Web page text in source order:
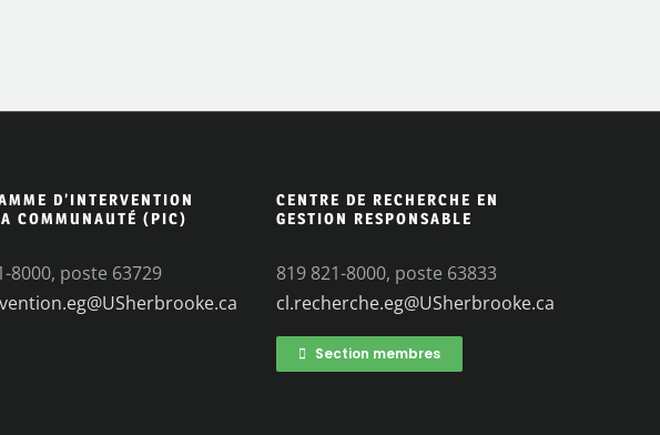
D’INTERVENTION
COMMUNAUTÉ (PIC)
8000, poste 63729
CENTRE DE RECHERCHE EN
GESTION RESPONSABLE
819 821-8000, poste 63833
cl.recherche.eg@USherbrooke.ca
Section membres